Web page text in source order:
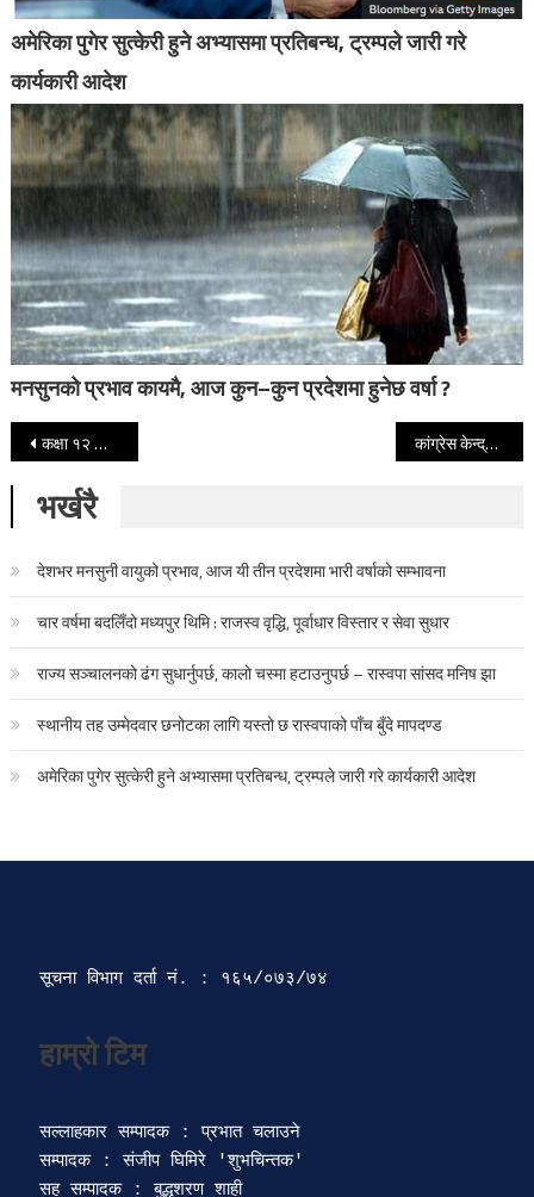
अमेरिका पुगेर सुत्केरी हुने अभ्यासमा प्रतिबन्ध, ट्रम्पले जारी गरे
कार्यकारी आदेश
मनसुनको प्रभाव कायमै, आज कुन–कुन प्रदेशमा हुनेछ वर्षा ?
Post navigation
कक्षा १२ को परीक्षा वैशाख १४ गतेदेखि (परीक्षा तालिकासहित) कांग्रेस केन्द्रीय समिति बैठकले गर्‍यो प्रतिज्ञापत्र सर्वसम्मत अनुमोदन
भर्खरै
देशभर मनसुनी वायुको प्रभाव, आज यी तीन प्रदेशमा भारी वर्षाको सम्भावना
चार वर्षमा बदलिँदो मध्यपुर थिमि : राजस्व वृद्धि, पूर्वाधार विस्तार र सेवा सुधार
राज्य सञ्चालनको ढंग सुधार्नुपर्छ, कालो चस्मा हटाउनुपर्छ – रास्वपा सांसद मनिष झा
स्थानीय तह उम्मेदवार छनोटका लागि यस्तो छ रास्वपाको पाँच बुँदे मापदण्ड
अमेरिका पुगेर सुत्केरी हुने अभ्यासमा प्रतिबन्ध, ट्रम्पले जारी गरे कार्यकारी आदेश
सूचना विभाग दर्ता‍ नं. : १६५/०७३/७४
हाम्रो टिम
सल्लाहकार सम्पादक : प्रभात चलाउने
सम्पादक : संजीप घिमिरे 'शुभचिन्तक'
सह सम्पादक : बुद्धशरण शाही